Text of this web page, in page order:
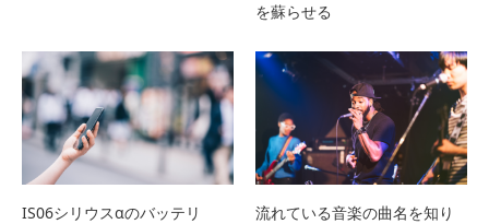
を蘇らせる
IS06シリウスαのバッテリ
流れている音楽の曲名を知り